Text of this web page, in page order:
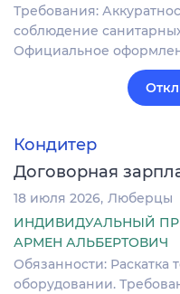
Требования:
соблюдение
Официальное
Кондитер
Договорная
18 июля 2026 Люберцы
ИНДИВИДУАЛЬНЫЙ
АРМЕН АЛЬБЕРТОВИЧ
Обязанности: Раскатка
оборудовании.